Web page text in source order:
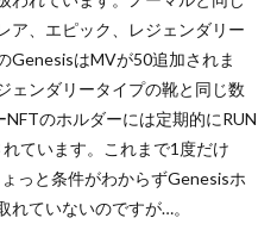
ア、エピック、レジェンダリー
GenesisはMVが50追加されま
ェンダリータイプの靴と同じ数
のホルダーには定期的にRUN
ています。これまで1度だけ
っと条件がわからずGenesisホ
れていないのですが…。